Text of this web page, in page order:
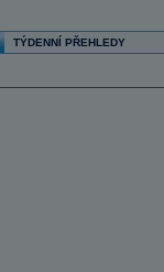
TÝDENNÍ PŘEHLEDY